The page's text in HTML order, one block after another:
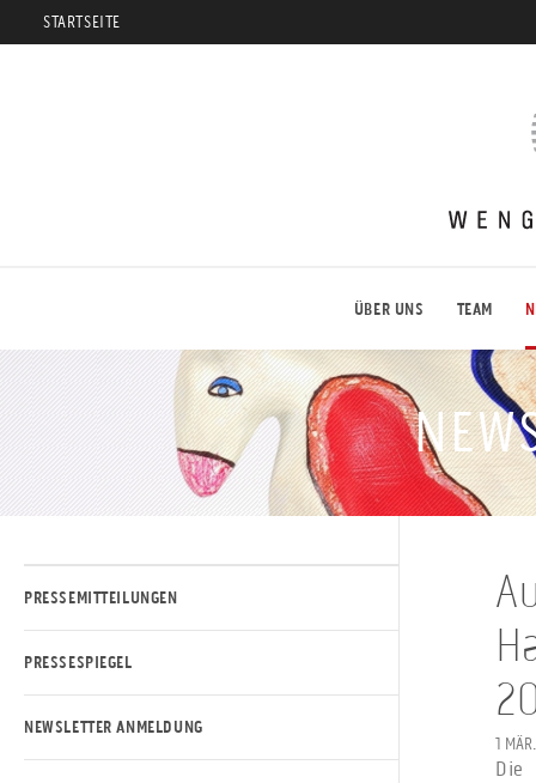
STARTSEITE
ÜBER UNS TEAM
PRESSEMITTEILUNGEN
PRESSESPIEGEL
NEWSLETTER ANMELDUNG
1
Die